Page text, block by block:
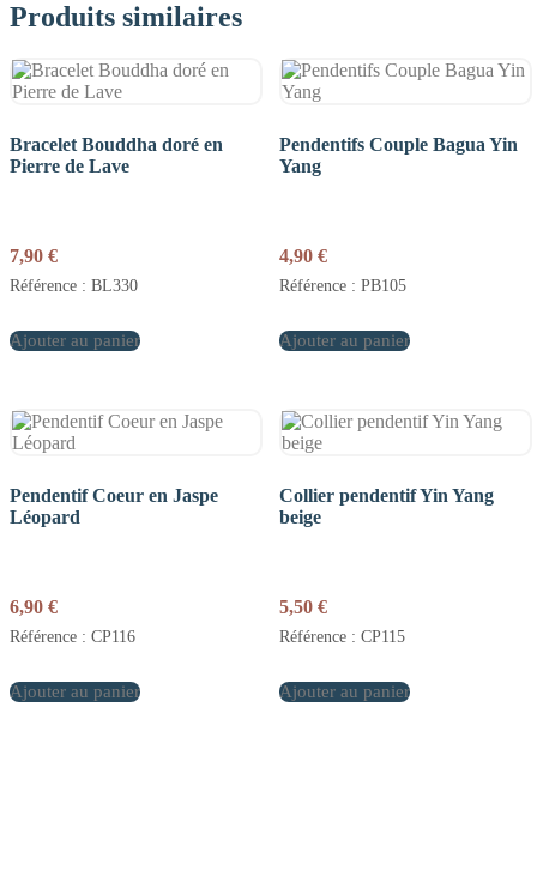
Produits similaires
Bracelet Bouddha doré en
Pierre de Lave
7,90 €
Référence : BL330
Ajouter au panier
Pendentifs Couple Bagua Yin
Yang
4,90 €
Référence : PB105
Ajouter au panier
Pendentif Coeur en Jaspe
Léopard
6,90 €
Référence : CP116
Ajouter au panier
Collier pendentif Yin Yang
beige
5,50 €
Référence : CP115
Ajouter au panier